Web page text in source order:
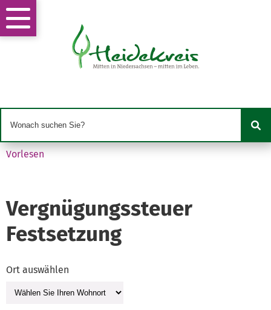
Vorlesen
Vergnügungssteuer
Festsetzung
Ort auswählen